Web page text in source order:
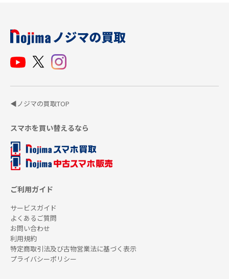
◀ノジマの買取TOP
スマホを買い替えるなら
ご利用ガイド
サービスガイド
よくあるご質問
お問い合わせ
利用規約
特定商取引法及び古物営業法に基づく表示
プライバシーポリシー